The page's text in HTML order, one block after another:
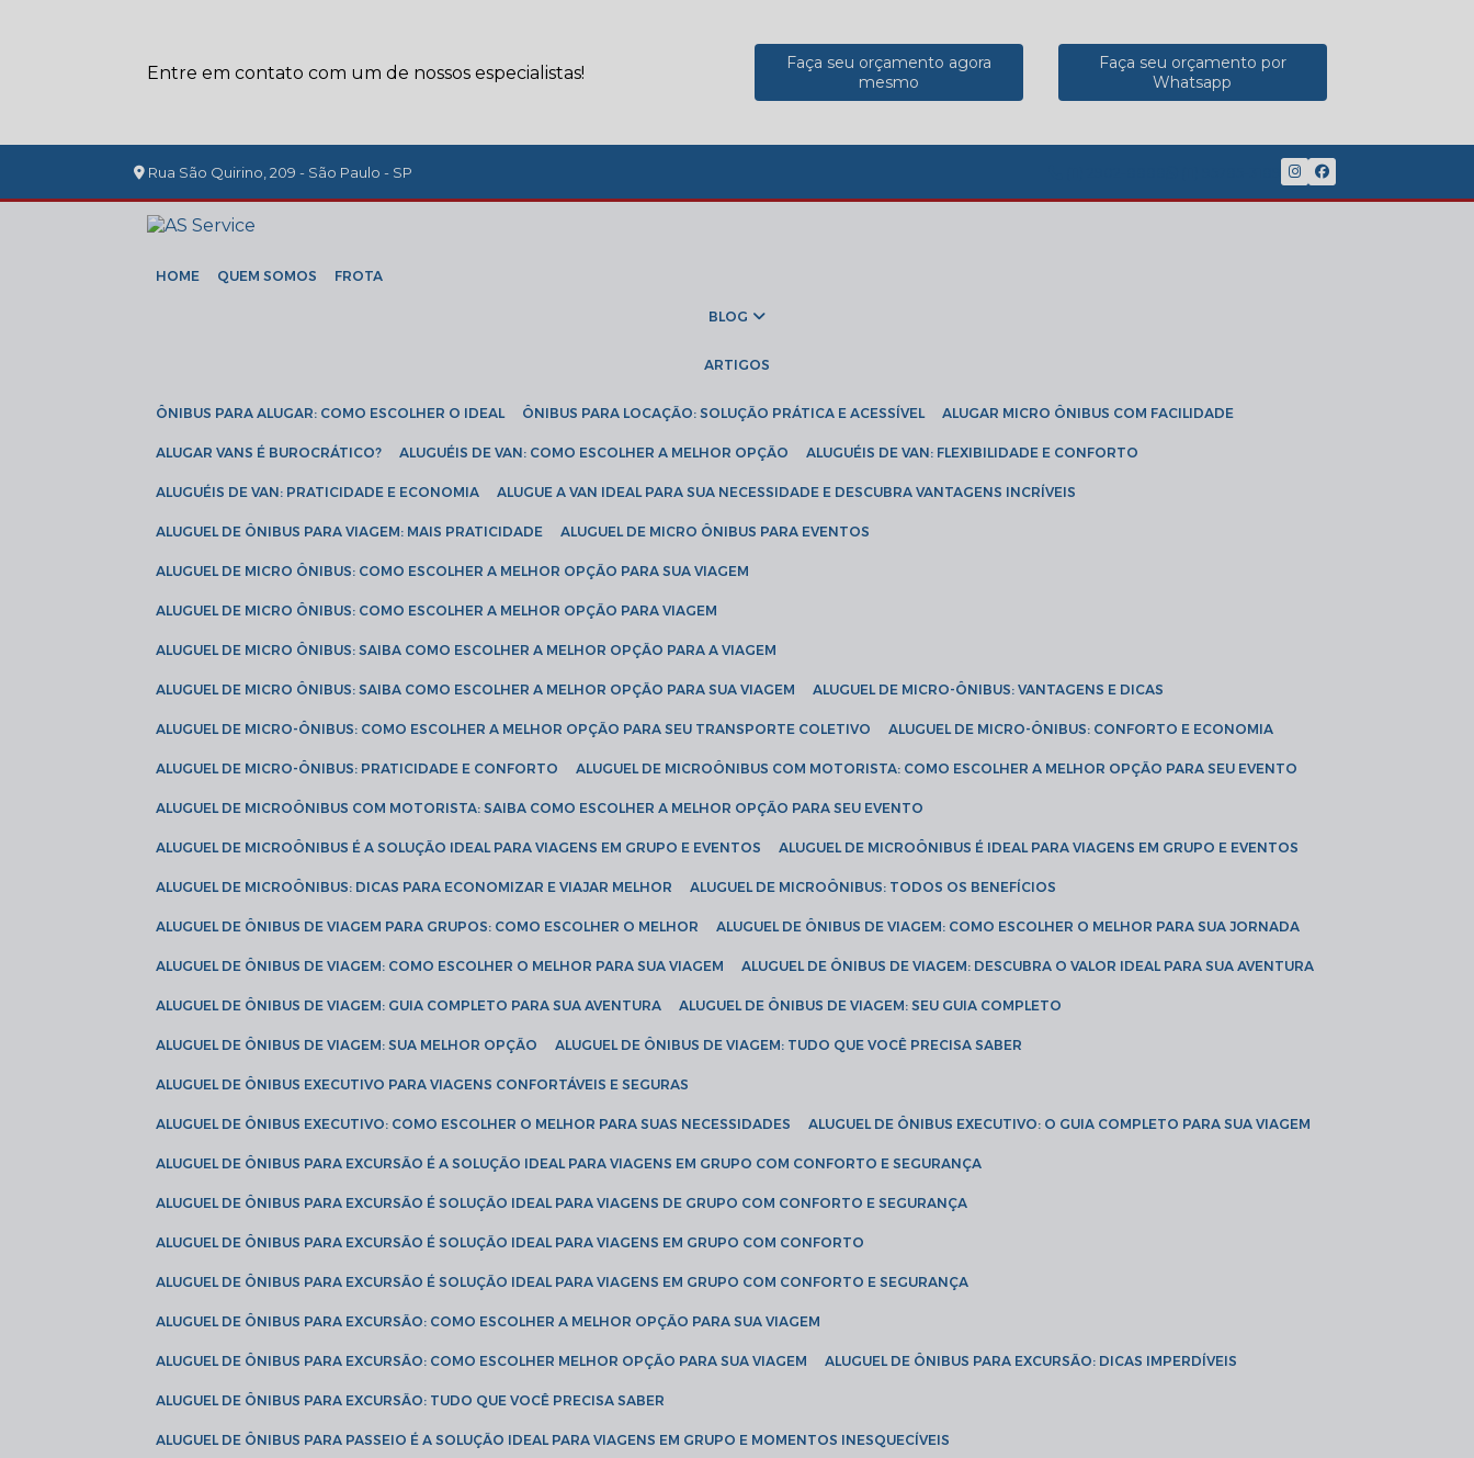
Entre em contato com um de nossos especialistas!
Faça seu orçamento agora
mesmo
Faça seu orçamento por
Whatsapp
Rua São Quirino, 209 - São Paulo - SP
HOME QUEM SOMOS FROTA
BLOG
ARTIGOS
ÔNIBUS PARA ALUGAR: COMO ESCOLHER O IDEAL ÔNIBUS PARA LOCAÇÃO: SOLUÇÃO PRÁTICA E ACESSÍVEL ALUGAR MICRO ÔNIBUS COM FACILIDADE
ALUGAR VANS É BUROCRÁTICO? ALUGUÉIS DE VAN: COMO ESCOLHER A MELHOR OPÇÃO ALUGUÉIS DE VAN: FLEXIBILIDADE E CONFORTO
ALUGUÉIS DE VAN: PRATICIDADE E ECONOMIA ALUGUE A VAN IDEAL PARA SUA NECESSIDADE E DESCUBRA VANTAGENS INCRÍVEIS
ALUGUEL DE ÔNIBUS PARA VIAGEM: MAIS PRATICIDADE ALUGUEL DE MICRO ÔNIBUS PARA EVENTOS
ALUGUEL DE MICRO ÔNIBUS: COMO ESCOLHER A MELHOR OPÇÃO PARA SUA VIAGEM
ALUGUEL DE MICRO ÔNIBUS: COMO ESCOLHER A MELHOR OPÇÃO PARA VIAGEM
ALUGUEL DE MICRO ÔNIBUS: SAIBA COMO ESCOLHER A MELHOR OPÇÃO PARA A VIAGEM
ALUGUEL DE MICRO ÔNIBUS: SAIBA COMO ESCOLHER A MELHOR OPÇÃO PARA SUA VIAGEM ALUGUEL DE MICRO-ÔNIBUS: VANTAGENS E DICAS
ALUGUEL DE MICRO-ÔNIBUS: COMO ESCOLHER A MELHOR OPÇÃO PARA SEU TRANSPORTE COLETIVO ALUGUEL DE MICRO-ÔNIBUS: CONFORTO E ECONOMIA
ALUGUEL DE MICRO-ÔNIBUS: PRATICIDADE E CONFORTO ALUGUEL DE MICROÔNIBUS COM MOTORISTA: COMO ESCOLHER A MELHOR OPÇÃO PARA SEU EVENTO
ALUGUEL DE MICROÔNIBUS COM MOTORISTA: SAIBA COMO ESCOLHER A MELHOR OPÇÃO PARA SEU EVENTO
ALUGUEL DE MICROÔNIBUS É A SOLUÇÃO IDEAL PARA VIAGENS EM GRUPO E EVENTOS ALUGUEL DE MICROÔNIBUS É IDEAL PARA VIAGENS EM GRUPO E EVENTOS
ALUGUEL DE MICROÔNIBUS: DICAS PARA ECONOMIZAR E VIAJAR MELHOR ALUGUEL DE MICROÔNIBUS: TODOS OS BENEFÍCIOS
ALUGUEL DE ÔNIBUS DE VIAGEM PARA GRUPOS: COMO ESCOLHER O MELHOR ALUGUEL DE ÔNIBUS DE VIAGEM: COMO ESCOLHER O MELHOR PARA SUA JORNADA
ALUGUEL DE ÔNIBUS DE VIAGEM: COMO ESCOLHER O MELHOR PARA SUA VIAGEM ALUGUEL DE ÔNIBUS DE VIAGEM: DESCUBRA O VALOR IDEAL PARA SUA AVENTURA
ALUGUEL DE ÔNIBUS DE VIAGEM: GUIA COMPLETO PARA SUA AVENTURA ALUGUEL DE ÔNIBUS DE VIAGEM: SEU GUIA COMPLETO
ALUGUEL DE ÔNIBUS DE VIAGEM: SUA MELHOR OPÇÃO ALUGUEL DE ÔNIBUS DE VIAGEM: TUDO QUE VOCÊ PRECISA SABER
ALUGUEL DE ÔNIBUS EXECUTIVO PARA VIAGENS CONFORTÁVEIS E SEGURAS
ALUGUEL DE ÔNIBUS EXECUTIVO: COMO ESCOLHER O MELHOR PARA SUAS NECESSIDADES ALUGUEL DE ÔNIBUS EXECUTIVO: O GUIA COMPLETO PARA SUA VIAGEM
ALUGUEL DE ÔNIBUS PARA EXCURSÃO É A SOLUÇÃO IDEAL PARA VIAGENS EM GRUPO COM CONFORTO E SEGURANÇA
ALUGUEL DE ÔNIBUS PARA EXCURSÃO É SOLUÇÃO IDEAL PARA VIAGENS DE GRUPO COM CONFORTO E SEGURANÇA
ALUGUEL DE ÔNIBUS PARA EXCURSÃO É SOLUÇÃO IDEAL PARA VIAGENS EM GRUPO COM CONFORTO
ALUGUEL DE ÔNIBUS PARA EXCURSÃO É SOLUÇÃO IDEAL PARA VIAGENS EM GRUPO COM CONFORTO E SEGURANÇA
ALUGUEL DE ÔNIBUS PARA EXCURSÃO: COMO ESCOLHER A MELHOR OPÇÃO PARA SUA VIAGEM
ALUGUEL DE ÔNIBUS PARA EXCURSÃO: COMO ESCOLHER MELHOR OPÇÃO PARA SUA VIAGEM ALUGUEL DE ÔNIBUS PARA EXCURSÃO: DICAS IMPERDÍVEIS
ALUGUEL DE ÔNIBUS PARA EXCURSÃO: TUDO QUE VOCÊ PRECISA SABER
ALUGUEL DE ÔNIBUS PARA PASSEIO É A SOLUÇÃO IDEAL PARA VIAGENS EM GRUPO E MOMENTOS INESQUECÍVEIS